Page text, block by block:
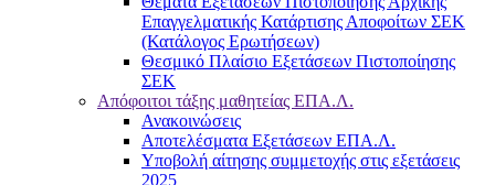
Επαγγελματικής Κατάρτισης Αποφοίτων ΣΕΚ
(Κατάλογος Ερωτήσεων)
Θεσμικό Πλαίσιο Εξετάσεων Πιστοποίησης
ΣΕΚ
Απόφοιτοι τάξης μαθητείας ΕΠΑ.Λ.
Ανακοινώσεις
Αποτελέσματα Εξετάσεων ΕΠΑ.Λ.
Υποβολή αίτησης συμμετοχής στις εξετάσεις
2025